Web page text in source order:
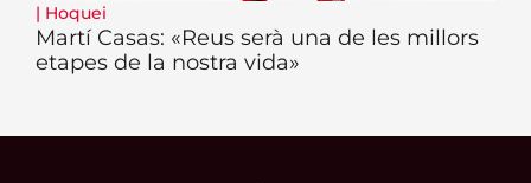
| Hoquei
Martí Casas: «Reus serà una de les millors
etapes de la nostra vida»